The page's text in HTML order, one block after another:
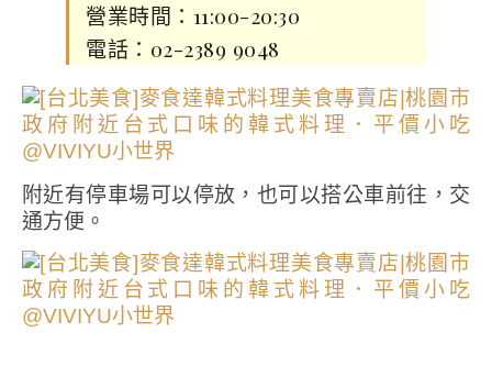
營業時間：11:00-20:30
電話： 02-2389 9048
附近有停車場可以停放，也可以搭公車前往，交
通方便。